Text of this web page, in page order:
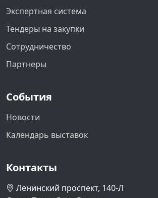
Экспертная система
Тендеры на закупки
Сотрудничество
Партнеры
События
Новости
Календарь выставок
Контакты
Ленинский проспект, 140-Л